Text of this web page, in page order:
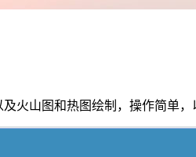
火山图和热图绘制，操作简单，